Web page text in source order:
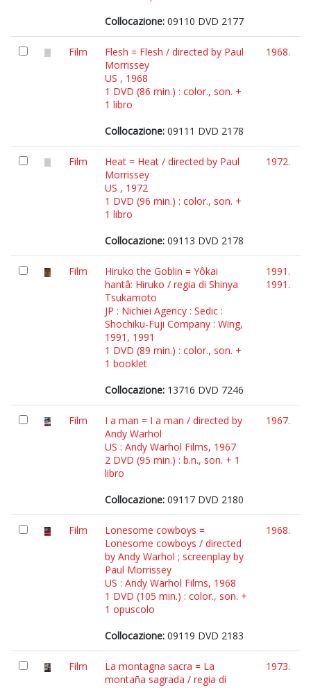
Collocazione: 09110 DVD 2177
Film
Flesh = Flesh / directed by Paul
Morrissey
US , 1968
1 DVD (86 min.) : color., son. +
1 libro
Collocazione: 09111 DVD 2178
1968.
Film
Heat = Heat / directed by Paul
Morrissey
US , 1972
1 DVD (96 min.) : color., son. +
1 libro
Collocazione: 09113 DVD 2178
1972.
Film
Hiruko the Goblin = Yôkai
hantâ: Hiruko / regia di Shinya
Tsukamoto
JP : Nichiei Agency : Sedic :
Shochiku-Fuji Company : Wing,
1991, 1991
1 DVD (89 min.) : color., son. +
1 booklet
Collocazione: 13716 DVD 7246
1991.
1991.
Film
I a man = I a man / directed by
Andy Warhol
US : Andy Warhol Films, 1967
2 DVD (95 min.) : b.n., son. + 1
libro
Collocazione: 09117 DVD 2180
1967.
Film
Lonesome cowboys =
Lonesome cowboys / directed
by Andy Warhol ; screenplay by
Paul Morrissey
US : Andy Warhol Films, 1968
1 DVD (105 min.) : color., son. +
1 opuscolo
Collocazione: 09119 DVD 2183
1968.
Film
La montagna sacra = La
montaña sagrada / regia di
1973.